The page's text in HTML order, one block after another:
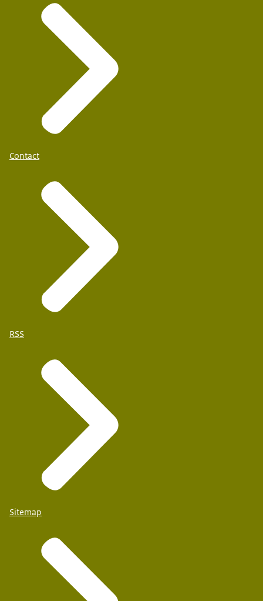
Casimirschool
Gouda
Openbare basisschool 't Startblok
Achterveld
Contact
RSS
Sitemap